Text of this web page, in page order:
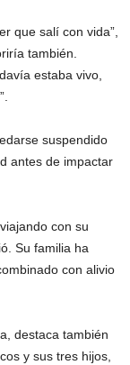
que salí con vida”,
también.
estaba vivo,
suspendido
antes de impactar
con su
Su familia ha
con alivio
destaca también
y sus tres hijos,